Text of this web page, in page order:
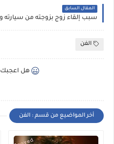
المقال السابق
سبب إلقاء زوج بزوجته من
الفن
هل اعجبك
أخر المواضيع من قسم : الفن